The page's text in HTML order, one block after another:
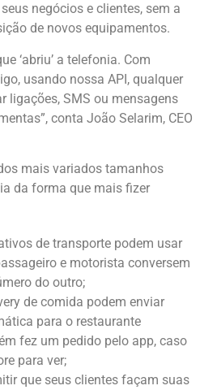
negócios e clientes, sem a
de novos equipamentos.
‘abriu’ a telefonia. Com
usando nossa API, qualquer
ligações, SMS ou mensagens
conta João Selarim, CEO
mais variados tamanhos
da forma que mais fizer
de transporte podem usar
e motorista conversem
do outro;
de comida podem enviar
para o restaurante
fez um pedido pelo app, caso
para ver;
que seus clientes façam suas